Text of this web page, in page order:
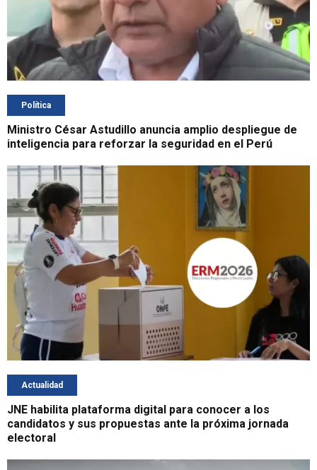
Política
Ministro César Astudillo anuncia amplio despliegue de
inteligencia para reforzar la seguridad en el Perú
Actualidad
JNE habilita plataforma digital para conocer a los
candidatos y sus propuestas ante la próxima jornada
electoral